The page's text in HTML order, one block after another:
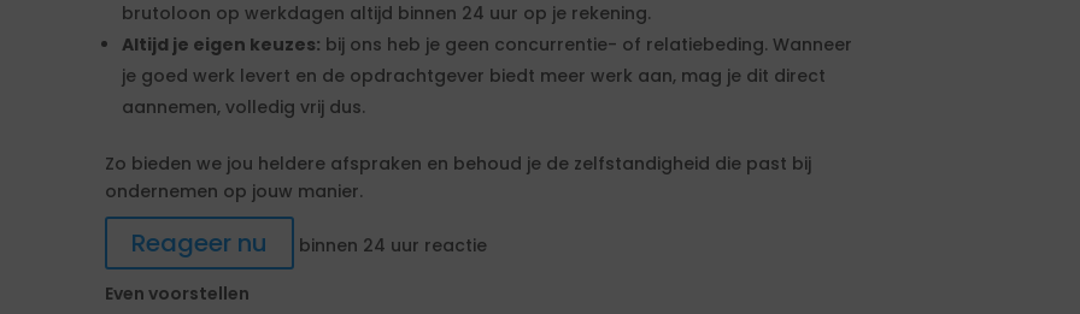
brutoloon op werkdagen altijd binnen 24 uur op je rekening.
Altijd je eigen keuzes: bij ons heb je geen concurrentie- of relatiebeding. Wanneer
je goed werk levert en de opdrachtgever biedt meer werk aan, mag je dit direct
aannemen, volledig vrij dus.
Zo bieden we jou heldere afspraken en behoud je de zelfstandigheid die past bij
ondernemen op jouw manier.
Reageer nu
binnen 24 uur reactie
Even voorstellen